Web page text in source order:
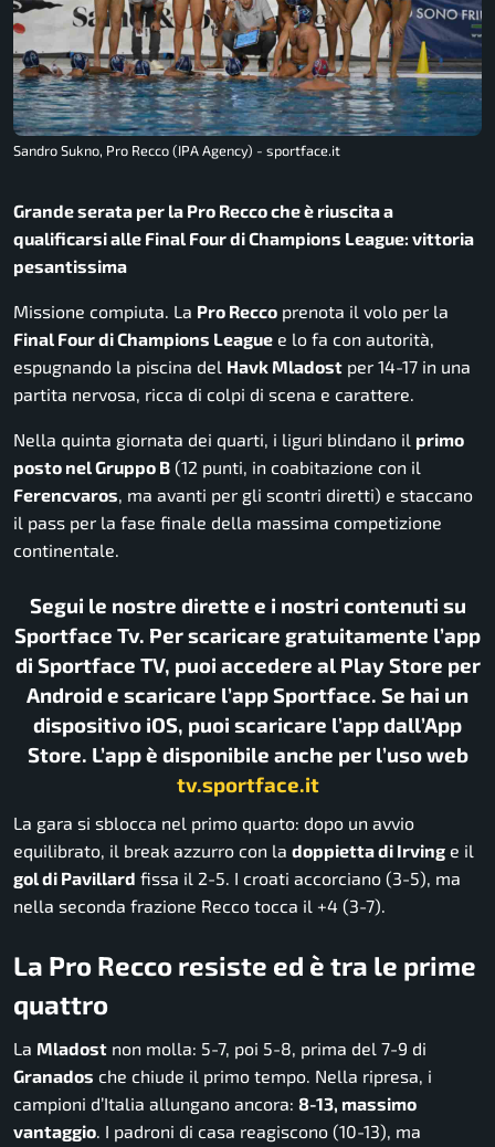
Sandro Sukno, Pro Recco (IPA Agency) - sportface.it
Grande serata per la Pro Recco che è riuscita a
qualificarsi alle Final Four di Champions League: vittoria
pesantissima
Missione compiuta. La Pro Recco prenota il volo per la
Final Four di Champions League e lo fa con autorità,
espugnando la piscina del Havk Mladost per 14-17 in una
partita nervosa, ricca di colpi di scena e carattere.
Nella quinta giornata dei quarti, i liguri blindano il primo
posto nel Gruppo B (12 punti, in coabitazione con il
Ferencvaros, ma avanti per gli scontri diretti) e staccano
il pass per la fase finale della massima competizione
continentale.
Segui le nostre dirette e i nostri contenuti su
Sportface Tv. Per scaricare gratuitamente l’app
di Sportface TV, puoi accedere al Play Store per
Android e scaricare l’app Sportface. Se hai un
dispositivo iOS, puoi scaricare l’app dall’App
Store. L’app è disponibile anche per l’uso web
tv.sportface.it
La gara si sblocca nel primo quarto: dopo un avvio
equilibrato, il break azzurro con la doppietta di Irving e il
gol di Pavillard fissa il 2-5. I croati accorciano (3-5), ma
nella seconda frazione Recco tocca il +4 (3-7).
La Pro Recco resiste ed è tra le prime
quattro
La Mladost non molla: 5-7, poi 5-8, prima del 7-9 di
Granados che chiude il primo tempo. Nella ripresa, i
campioni d’Italia allungano ancora: 8-13, massimo
vantaggio. I padroni di casa reagiscono (10-13), ma